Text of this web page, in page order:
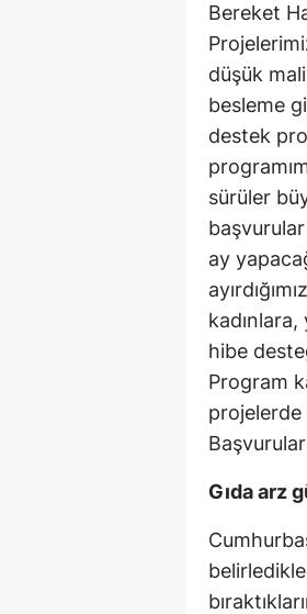
Bereket
düşük
besleme
destek
sürüler
ay
hibe
Program
projelerde
Gıda arz